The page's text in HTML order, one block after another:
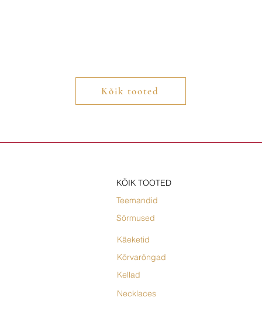
Kõik tooted
KÕIK TOOTED
Teemandid
Sõrmused
Käeketid
Kõrvarõngad
Kellad
Necklaces